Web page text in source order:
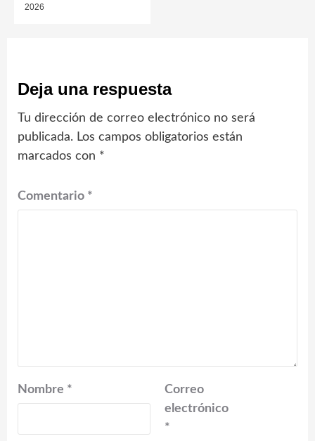
2026
Deja una respuesta
Tu dirección de correo electrónico no será
publicada. Los campos obligatorios están
marcados con *
Comentario *
Nombre *
Correo
electrónico
*